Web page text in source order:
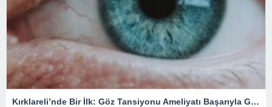
Kırklareli’nde Bir İlk: Göz Tansiyonu Ameliyatı Başarıyla Gerçekleştirildi